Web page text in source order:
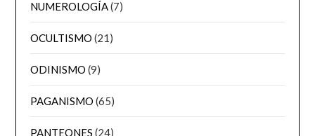
NUMEROLOGÍA(7)
OCULTISMO (21)
ODINISMO (9)
PAGANISMO (65)
PANTEONES (24)